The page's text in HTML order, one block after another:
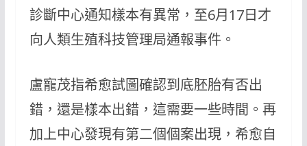
診斷中心通知樣本有異常，至6月17日才
向人類生殖科技管理局通報事件。
盧寵茂指希愈試圖確認到底胚胎有否出
錯，還是樣本出錯，這需要一些時間。再
加上中心發現有第二個個案出現，希愈自